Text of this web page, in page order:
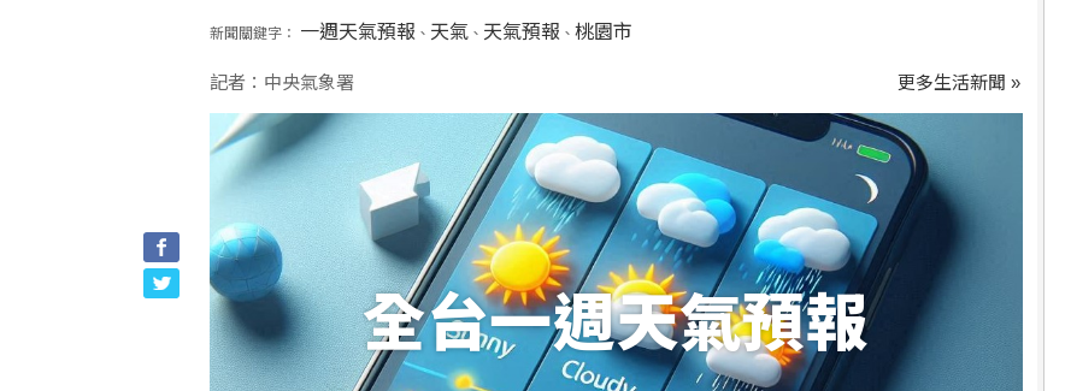
新聞關鍵字： 一週天氣預報 、 天氣、 天氣預報 、 桃園市
記者：中央氣象署 更多生活新聞 »
全台一週天氣預報